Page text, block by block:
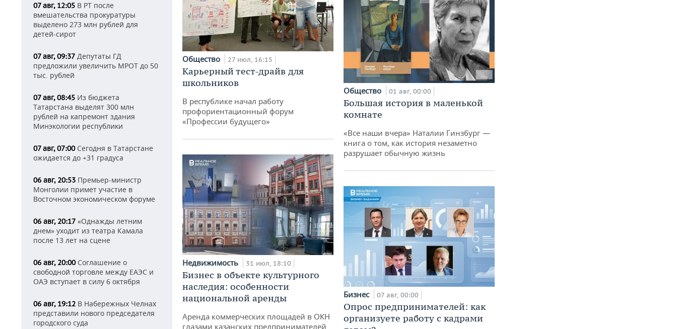
07 авг, 12:05 В РТ после
вмешательства прокуратуры
выделено 273 млн рублей для
детей-сирот
07 авг, 09:37 Депутаты ГД
предложили увеличить МРОТ до 50
тыс. рублей
07 авг, 08:45 Из бюджета
Татарстана выделят 300 млн
рублей на капремонт здания
Минэкологии республики
07 авг, 07:00Сегодня в Татарстане
ожидается до +31 градуса
06 авг, 20:53 Премьер-министр
Монголии примет участие в
Восточном экономическом форуме
06 авг, 20:17 «Однажды летним
днем» уходит из театра Камала
после 13 лет на сцене
06 авг, 20:00Соглашение о
свободной торговле между ЕАЭС и
ОАЭ вступает в силу 6 октября
06 авг, 19:12 В Набережных Челнах
представили нового председателя
городского суда
Общество 27 июл, 16:15
Карьерный тест-драйв для
школьников
В республике начал работу
профориентационный форум
«Профессии будущего»
Недвижимость 31 июл, 18:10
Бизнес в объекте культурного
наследия: особенности
национальной аренды
Аренда коммерческих площадей в ОКН
глазами казанских предпринимателей
Общество 01 авг, 00:00
Большая история в маленькой
комнате
«Все наши вчера» Наталии Гинзбург —
книга о том, как история незаметно
разрушает обычную жизнь
Бизнес 07 авг, 00:00
Опрос предпринимателей: как
организуете работу с кадрами